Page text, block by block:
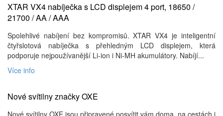
XTAR VX4 nabíječka s LCD displejem 4 port, 18650 /
21700 / AA / AAA
Spolehlivé nabíjení bez kompromisů. XTAR VX4 je inteligentní
čtyřslotová nabíječka s přehledným LCD displejem, která
podporuje nejpoužívanější Li-ion i Ni-MH akumulátory. Nabíjí...
Více info
Nové svítilny značky OXE
Nové svítilny OXE jsou připravené posvítit vám doma, na cestách i